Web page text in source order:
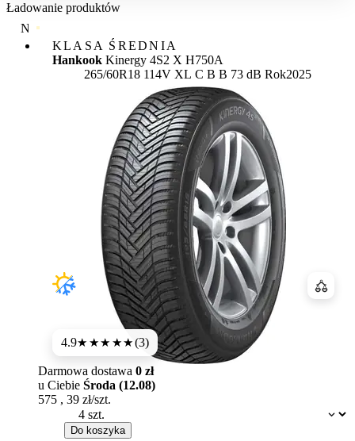
Ładowanie produktów
NAJWYŻSZA JAKOŚĆ
KLASA ŚREDNIA
Hankook Kinergy 4S2 X H750A
265/60R18 114V XL Etykieta:
C B B 73 dB Rok2025
4.9★★★★★(3)
Dostępność:
Darmowa dostawa 0 zł
u Ciebie Środa (12.08)
575 , 39 zł/szt.
Do koszyka